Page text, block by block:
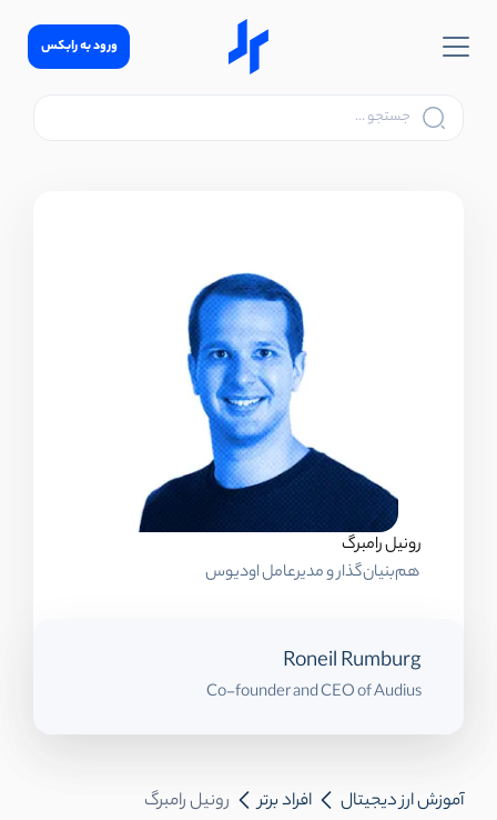
ورود به رابکس
رونیل رامبرگ
هم‌بنیان‌گذار و مدیرعامل اودیوس
Roneil Rumburg
Co-founder and CEO of Audius
آموزش ارز دیجیتال افراد برتر رونیل رامبرگ